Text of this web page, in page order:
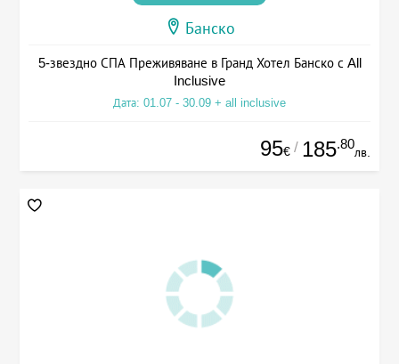
Банско
5-звездно СПА Преживяване в Гранд Хотел Банско с All
Inclusive
Дата: 01.07 - 30.09 + all inclusive
95€ / 185.80
лв.